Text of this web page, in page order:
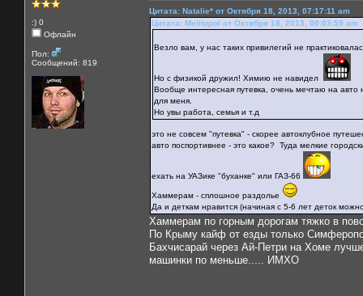
:) 0
Офлайн
Пол:
Сообщений: 819
Цитата: Natalie* от Октября 18, 2013, 07:17:11 am
Цитата: Melitopol от Октября 18, 2013, 00:03:59 am
Везло вам, у нас таких привилегий не
Но с физикой дружил! Химию не навидел
Вообще интересная путевка, очень мечтаю на авто
для меня.
Но увы работа, семья и т.д
это не совсем "путевка" - скорее автоклубное
авто поспортивнее - это какое? Туда мелкие
ехать на УАЗике "буханке" или ГАЗ-66
Хаммерам - сплошное раздолье
Да и деткам нравится (начиная с 5-6 лет деток
Хаммерам по горным дорогам тяжко в
По Крыму кайф от езды только
Бахчисарай через Ай-Петри на Хоме
машинки по меньше..... ИМХО